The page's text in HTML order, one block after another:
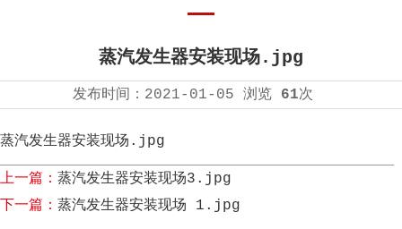
蒸汽发生器安装现场.jpg
发布时间： 2021-01-05 浏览 61次
蒸汽发生器安装现场.jpg
上一篇： 蒸汽发生器安装现场3.jpg
下一篇： 蒸汽发生器安装现场 1.jpg